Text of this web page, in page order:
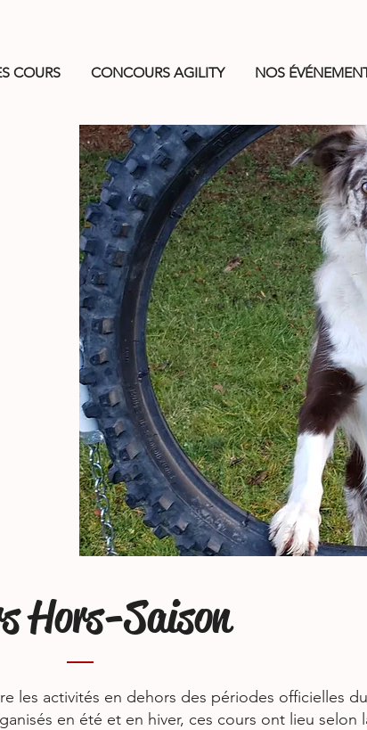
COURS CONCOURS AGILITY NOS
Hors-Saison
les activités en dehors des périodes officielles
en été et en hiver, ces cours ont lieu selon